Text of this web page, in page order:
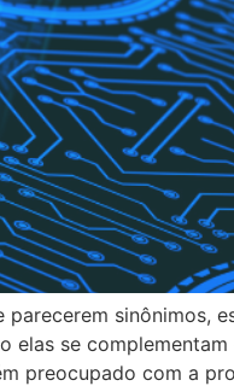
sinônimos,
elas se
preocupado com a